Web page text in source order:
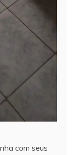
com seus